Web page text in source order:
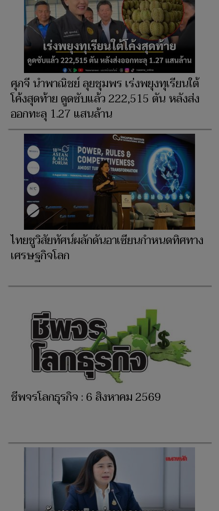
ศุภจี นำพาณิชย์ ลุยชุมพร เร่งพยุงทุเรียนใต้
โค้งสุดท้าย ดูดซับแล้ว 222,515 ตัน หลังส่ง
ออกทะลุ 1.27 แสนล้าน
ไทยชูวิสัยทัศน์ผลักดันอาเซียนกำหนดทิศทาง
เศรษฐกิจโลก
ชีพจรโลกธุรกิจ : 6 สิงหาคม 2569